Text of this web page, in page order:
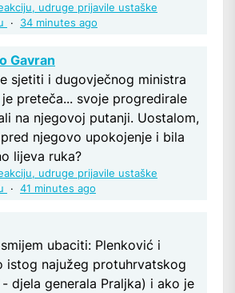
udruge prijavile ustaške
· 34 minutes ago
Gavran
sjetiti i dugovječnog ministra
je preteča... svoje progredirale
na njegovoj putanji. Uostalom,
njegovo upokojenje i bila
lijeva ruka?
udruge prijavile ustaške
· 41 minutes ago
ubaciti: Plenković i
istog najužeg protuhrvatskog
djela generala Praljka) i ako je